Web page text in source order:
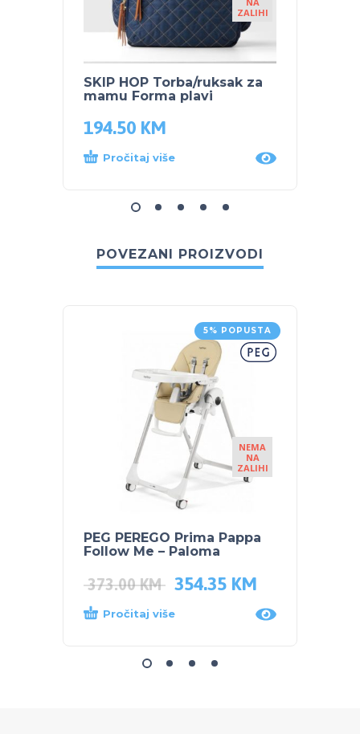
ZALIHI
SKIP HOP Torba/ruksak za
mamu Forma plavi
194.50 KM
Pročitaj više
POVEZANI PROIZVODI
5% POPUSTA
NEMA
NA
ZALIHI
PEG PEREGO Prima Pappa
Follow Me – Paloma
373.00KM 354.35 KM
Pročitaj više